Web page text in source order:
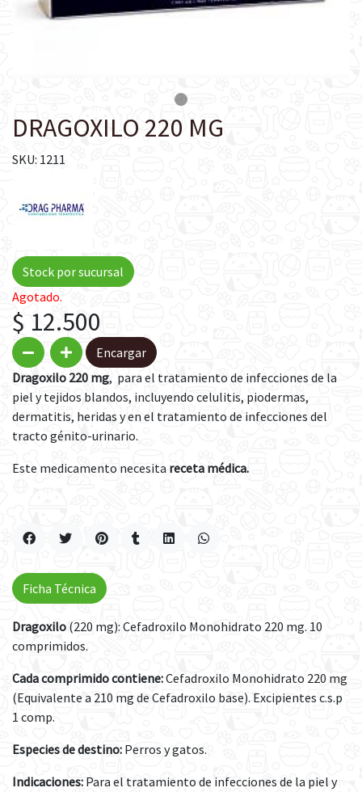
DRAGOXILO 220 MG
SKU: 1211
Stock por sucursal
Agotado.
$ 12.500
Encargar
Dragoxilo 220 mg, para el tratamiento de infecciones de la
piel y tejidos blandos, incluyendo celulitis, piodermas,
dermatitis, heridas y en el tratamiento de infecciones del
tracto génito-urinario.
Este medicamento necesita receta médica.
Dragoxilo (220 mg): Cefadroxilo Monohidrato 220 mg. 10
comprimidos.
Cada comprimido contiene:Cefadroxilo Monohidrato 220 mg
(Equivalente a 210 mg de Cefadroxilo base). Excipientes c.s.p
1 comp.
Especies de destino: Perros y gatos.
Indicaciones: Parael tratamiento de infecciones de la piel y
Ficha Técnica